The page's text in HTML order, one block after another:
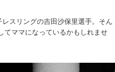
スリングの吉田沙保里選手。そん
てママになっているかもしれませ